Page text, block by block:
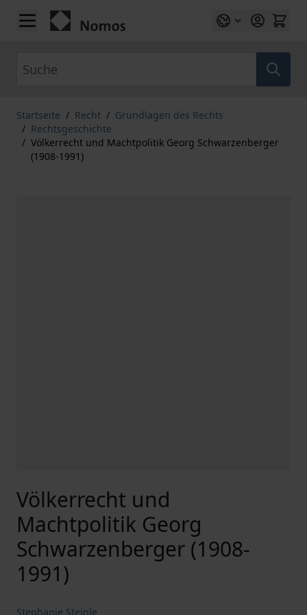
Zum Inhalt springen
Startseite / Recht / Grundlagen des Rechts
/ Rechtsgeschichte
/ Völkerrecht und Machtpolitik Georg Schwarzenberger
(1908-1991)
Völkerrecht und
Machtpolitik Georg
Schwarzenberger (1908-
1991)
Stephanie Steinle